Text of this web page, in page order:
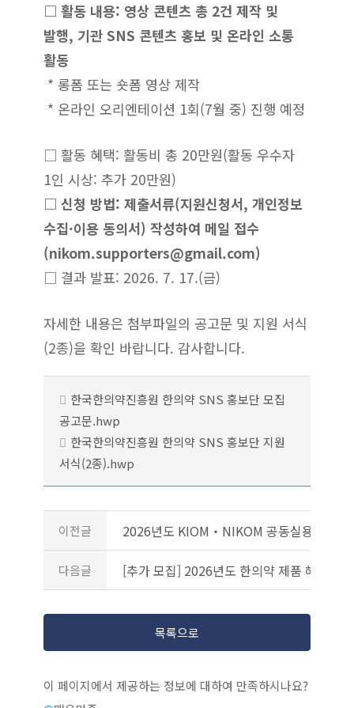
□ 활동 내용: 영상 콘텐츠 총 2건 제작 및
발행, 기관 SNS 콘텐츠 홍보 및 온라인 소통
활동
* 롱폼 또는 숏폼 영상 제작
* 온라인 오리엔테이션 1회(7월 중) 진행 예정
□ 활동 혜택: 활동비 총 20만원(활동 우수자
1인 시상: 추가 20만원)
□ 신청 방법: 제출서류(지원신청서, 개인정보
수집·이용 동의서) 작성하여 메일 접수
(nikom.supporters@gmail.com)
□ 결과 발표: 2026. 7. 17.(금)
자세한 내용은 첨부파일의 공고문 및 지원 서식
(2종)을 확인 바랍니다. 감사합니다.
한국한의약진흥원 한의약 SNS 홍보단 모집
공고문.hwp
한국한의약진흥원 한의약 SNS 홍보단 지원
서식(2종).hwp
이전글 2026년도 KIOM‧NIKOM 공동실용화 신
다음글 [추가 모집] 2026년도 한의약 제품 해외수
목록으로
이 페이지에서 제공하는 정보에 대하여 만족하시나요?